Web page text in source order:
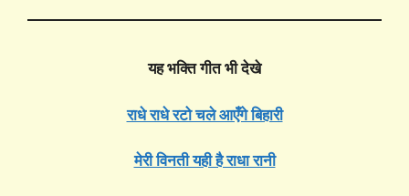
यह भक्ति गीत भी देखे
राधे राधे रटो चले आएँगे बिहारी
मेरी विनती यही है राधा रानी